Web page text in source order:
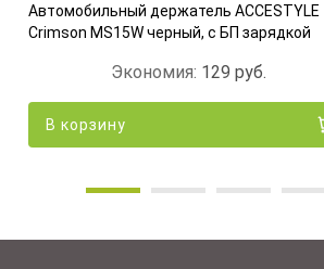
Автомобильный держатель ACCESTYLE
Crimson MS15W черный, с БП зарядкой
Экономия: 129руб.
В корзину